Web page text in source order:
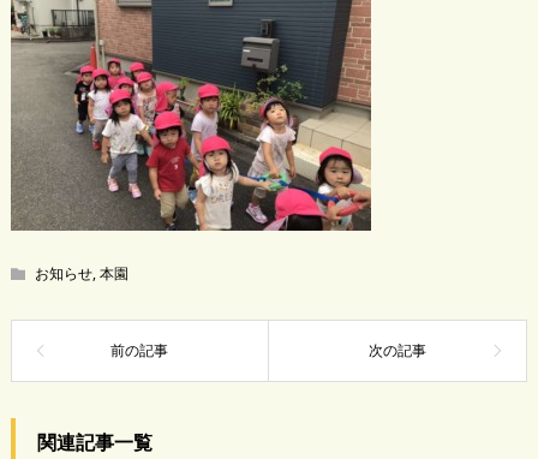
お知らせ,本園
関連記事一覧